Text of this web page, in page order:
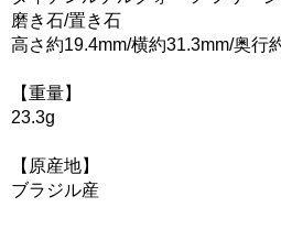
磨き石/置き石
高さ約19.4mm/横約31.3mm/奥行
【重量】
23.3g
【原産地】
ブラジル産